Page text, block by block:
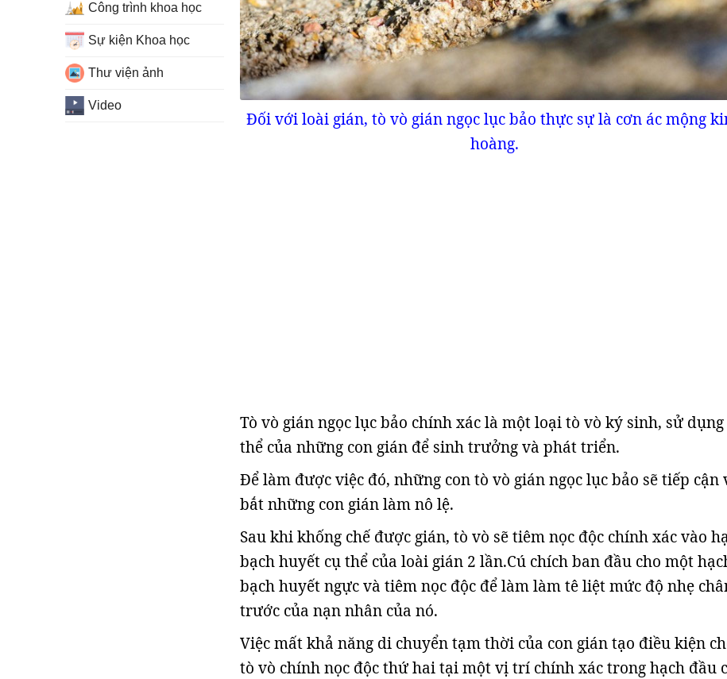
Đối với loài gián, tò vò gián ngọc lục bảo thực sự là cơn ác mộng
hoàng.
Tò vò gián ngọc lục bảo chính xác là một loại tò vò ký sinh, sử dụng
thể của những con gián để sinh trưởng và phát triển.
Để làm được việc đó, những con tò vò gián ngọc lục bảo sẽ tiếp cận
bắt những con gián làm nô lệ.
Sau khi khống chế được gián, tò vò sẽ tiêm nọc độc chính xác vào
bạch huyết cụ thể của loài gián 2 lần.Cú chích ban đầu cho một
bạch huyết ngực và tiêm nọc độc để làm làm tê liệt mức độ nhẹ
trước của nạn nhân của nó.
Việc mất khả năng di chuyển tạm thời của con gián tạo điều kiện
tò vò chính nọc độc thứ hai tại một vị trí chính xác trong hạch đầu
Công trình khoa học
Sự kiện Khoa học
Thư viện ảnh
Video